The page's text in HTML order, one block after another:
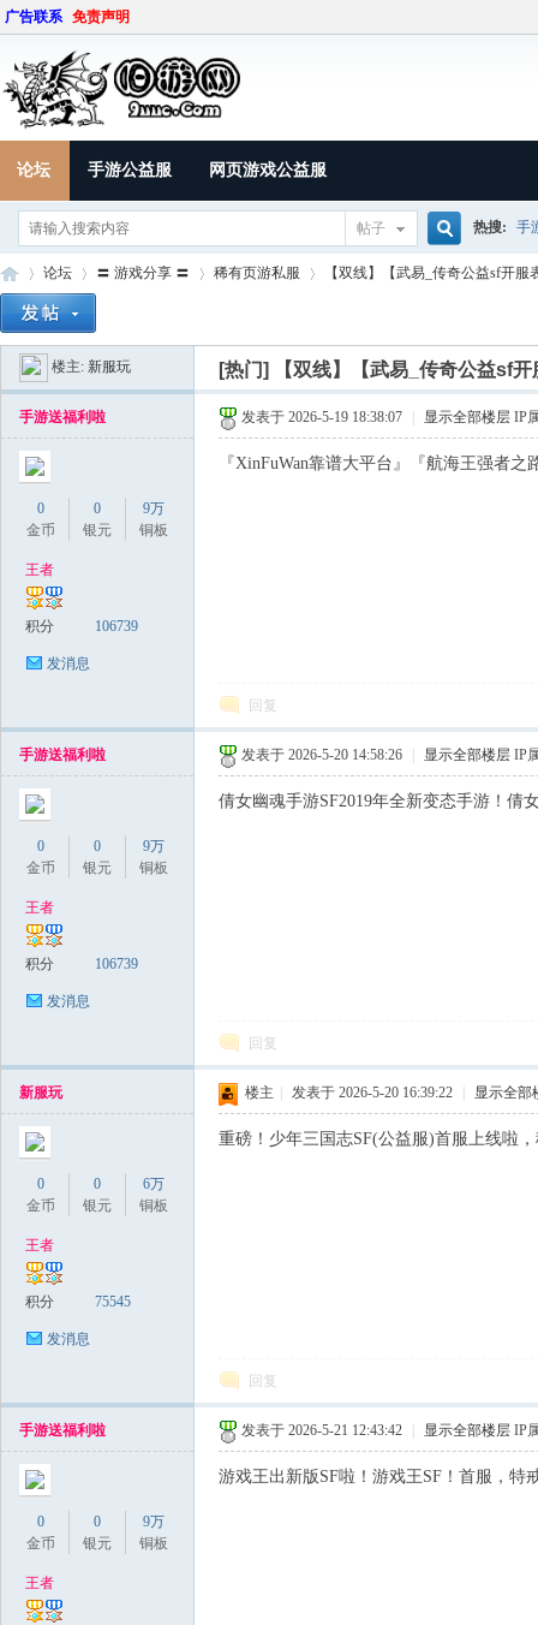
广告联系 免责声明
论坛 手游公益服 网页游戏公益服
帖子
搜
索
热搜: 手
»
论坛
›
〓 游戏分享 〓 稀有页游私服
›
【双线】【武易_传奇公益sf开服
楼主: 新服玩 [热门] 【双线】【武易_传奇公益sf
手游送福利啦
0
金币
0
银元
9万
铜板
王者
积分 106739
发消息
发表于 2026-5-19 18:38:07 显示全部楼层 IP
『XinFuWan靠谱大平台』『航海王强者
回复
手游送福利啦
0
金币
0
银元
9万
铜板
王者
积分 106739
发消息
发表于 2026-5-20 14:58:26 显示全部楼层 IP
倩女幽魂手游SF2019年全新变态手游！倩
回复
新服玩
0
金币
0
银元
6万
铜板
王者
积分 75545
发消息
楼主 发表于 2026-5-20 16:39:22 显示全部
重磅！少年三国志SF(公益服)首服上线啦
回复
手游送福利啦
0
金币
0
银元
9万
铜板
王者
发表于 2026-5-21 12:43:42 显示全部楼层 IP
游戏王出新版SF啦！游戏王SF！首服，特